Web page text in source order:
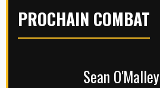
PROCHAIN COMBAT
Sean O'Malley